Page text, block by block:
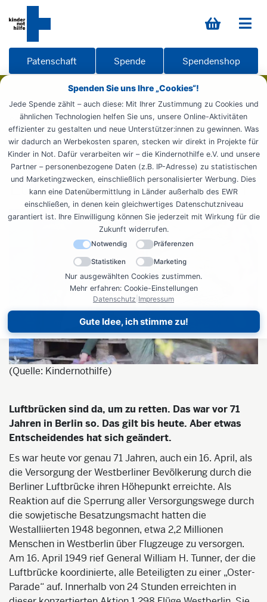
Spenden Sie uns Ihre „Cookies“!
Jede Spende zählt – auch diese: Mit Ihrer Zustimmung zu Cookies und
ähnlichen Technologien helfen Sie uns, unsere Online-Aktivitäten
effizienter zu gestalten und neue Unterstützer:innen zu gewinnen. Was
wir dadurch an Werbekosten sparen, stecken wir direkt in Projekte für
Kinder in Not. Dafür verarbeiten wir – die Kindernothilfe e.V. und unsere
Partner – personenbezogene Daten (z.B. IP-Adresse) zu statistischen
und Marketingzwecken, einschließlich personalisierter Werbung. Dies
kann eine Datenübermittlung in Länder außerhalb des EWR
einschließen, in denen kein gleichwertiges Datenschutzniveau
garantiert ist. Ihre Einwilligung können Sie jederzeit mit Wirkung für die
Zukunft widerrufen.
Notwendig Präferenzen
Statistiken Marketing
Nur ausgewählten Cookies zustimmen.
Mehr erfahren: Cookie-Einstellungen
Datenschutz Impressum
Gute Idee, ich stimme zu!
Patenschaft Spende Spendenshop
Startseite Weltweit aktiv
Reportagen
Weidemann Blog
Weltweit Luftbrücke
16.04.2020
Luftbrücken sollen retten
(Quelle: Kindernothilfe)
Luftbrücken sind da, um zu retten. Das war vor 71
Jahren in Berlin so. Das gilt bis heute. Aber etwas
Entscheidendes hat sich geändert.
Es war heute vor genau 71 Jahren, auch ein 16. April, als
die Versorgung der Westberliner Bevölkerung durch die
Berliner Luftbrücke ihren Höhepunkt erreichte. Als
Reaktion auf die Sperrung aller Versorgungswege durch
die sowjetische Besatzungsmacht hatten die
Westalliierten 1948 begonnen, etwa 2,2 Millionen
Menschen in Westberlin über Flugzeuge zu versorgen.
Am 16. April 1949 rief General William H. Tunner, der die
Luftbrücke koordinierte, alle Beteiligten zu einer „Oster-
Parade“ auf. Innerhalb von 24 Stunden erreichten in